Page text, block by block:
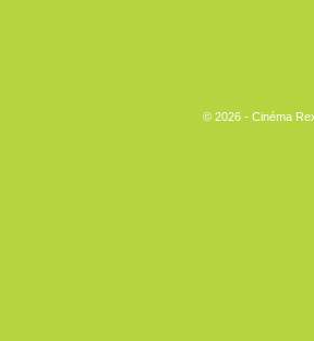
© 2026 - Cinéma